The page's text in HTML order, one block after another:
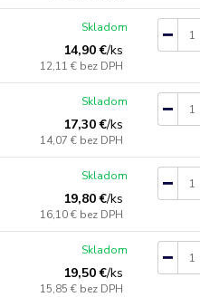
14,90 €/ks
12,11 € bez DPH
Skladom
17,30 €/ks
14,07 € bez DPH
Skladom
19,80 €/ks
16,10 € bez DPH
Skladom
19,50 €/ks
15,85 € bez DPH
Skladom